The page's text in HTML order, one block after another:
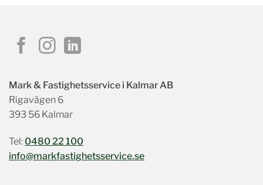
Mark & Fastighetsservice i Kalmar AB
Rigavägen 6
393 56 Kalmar
Tel: 0480 22 100
info@markfastighetsservice.se